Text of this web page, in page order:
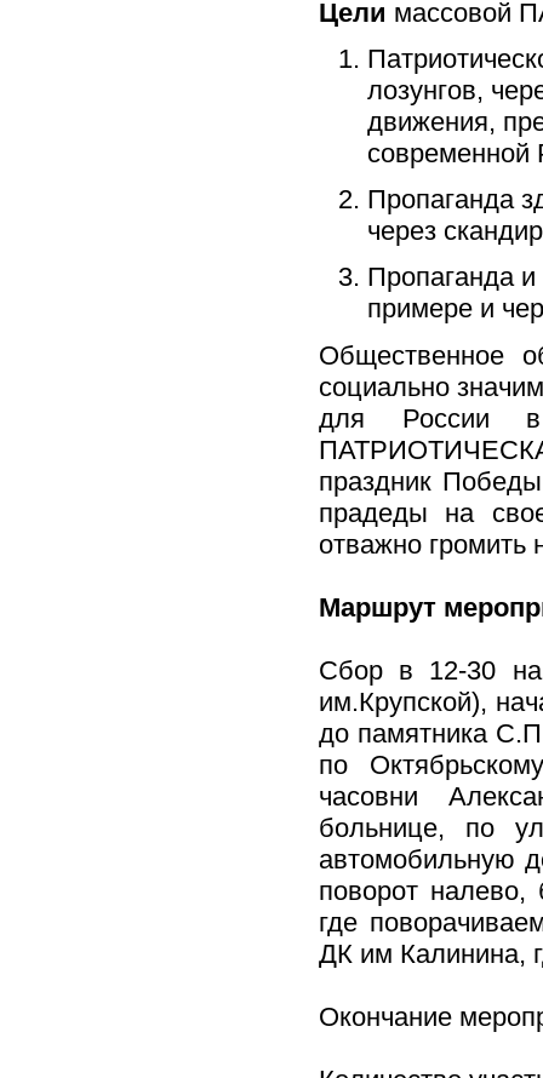
Цели массовой
лозунгов,
движения,
Пропаганда
через
Пропаганда
примере и
Общественное
социально
для России в
праздник
прадеды на
отважно
Маршрут
Сбор в 12-30 на
им.Крупской),
до памятника
по
часовни
больнице, по
автомобильную
поворот
где
ДК им Калинина,
Окончание